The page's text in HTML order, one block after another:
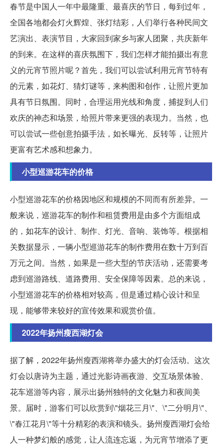
春节是中国人一年中最隆重、最喜庆的节日，每到过年，
全国各地都会灯火辉煌、张灯结彩，人们举行各种民间文
艺演出、表演节目，大家回到家乡与家人团聚，共庆新年
的到来。在这样的喜庆氛围下，我们怎样才能拍摄出有意
义的元宵节照片呢？首先，我们可以尝试利用元宵节特有
的元素，如花灯、猜灯谜等，来构图和创作，让照片更加
具有节日氛围。同时，合理运用光线和角度，捕捉到人们
欢庆的神态和场景，给照片带来更强的表现力。当然，也
可以尝试一些创意拍摄手法，如长曝光、反转等，让照片
更富有艺术感和想象力。
小型巡游花车的价格
小型巡游花车的价格因地区和规模的不同而有所差异。一
般来说，巡游花车的制作和租赁费用是由多个方面组成
的，如花车的设计、制作、灯光、音响、装饰等。根据相
关数据显示，一辆小型巡游花车的制作费用在数十万到百
万元之间。当然，如果是一些大型的节庆活动，还需要考
虑到巡游路线、道路费用、安全保障等因素。总的来说，
小型巡游花车的价格相对较高，但是通过精心设计和呈
现，能够带来较好的宣传效果和观赏价值。
2022年扬州瘦西湖灯会
据了解，2022年扬州瘦西湖将举办盛大的灯会活动。这次
灯会以唐诗为主题，通过光影诗画夜游、交互场景体验、
花车巡游等内容，展示出扬州独特的文化魅力和夜间美
景。届时，游客们可以欣赏到\"烟花三月\"、\"二分明月\"、
\"春江花月\"等十分精彩的表演和镜头。扬州瘦西湖灯会给
人一种梦幻般的感觉，让人流连忘返，为元宵节增添了更